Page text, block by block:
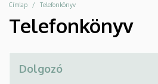
Morzsa
Címlap Telefonkönyv
Telefonkönyv